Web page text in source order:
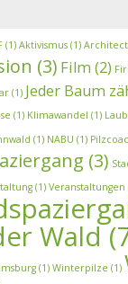
(1) Aktivismus (1)
(3) Film (2)
(1) Jeder Baum
(1) Klimawandel (1)
(1) NABU (1)
(3)
(1) Veranstaltungen
Wald
(1) Winterpilze (1)